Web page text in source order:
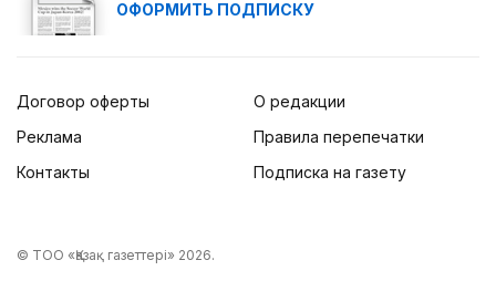
ОФОРМИТЬ ПОДПИСКУ
Договор оферты
Реклама
Контакты
О редакции
Правила перепечатки
Подписка на газету
© ТОО «Қазақ газеттері» 2026.